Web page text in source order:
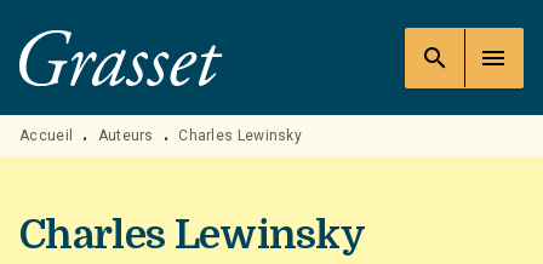
MENU RECHERCHE
PIED DE PAGE
search menu
Accueil • Auteurs • Charles Lewinsky
Charles Lewinsky